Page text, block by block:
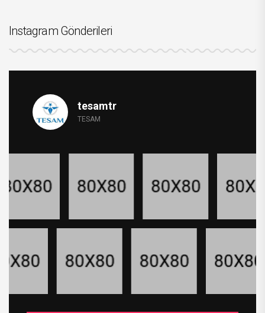
Instagram Gönderileri
tesamtr
TESAM